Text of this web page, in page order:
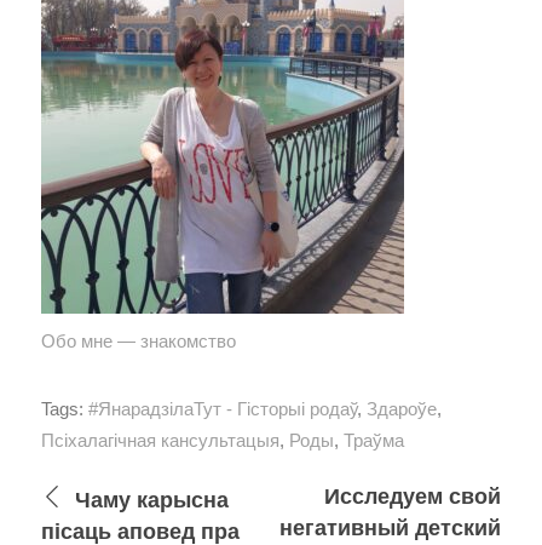
Обо мне — знакомство
Tags: #ЯнарадзілаТут - Гісторыі родаў, Здароўе,
Псіхалагічная кансультацыя, Роды, Траўма
Чаму карысна
пісаць аповед пра
Исследуем свой
негативный детский